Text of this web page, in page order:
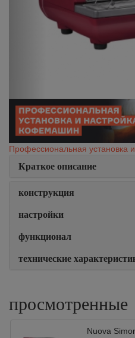
Профессиональная установка
Краткое описание
конструкция
настройки
функционал
технические
просмотренные
Nuova